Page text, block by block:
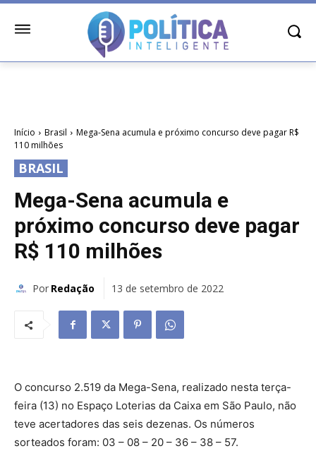
Início Brasil
Mega-Sena acumula e próximo concurso deve pagar R$
110 milhões
BRASIL
Mega-Sena acumula e
próximo concurso deve pagar
R$ 110 milhões
Por Redação 13 de setembro de 2022
O concurso 2.519 da Mega-Sena, realizado nesta terça-
feira (13) no Espaço Loterias da Caixa em São Paulo, não
teve acertadores das seis dezenas. Os números
sorteados foram: 03 – 08 – 20 – 36 – 38 – 57.